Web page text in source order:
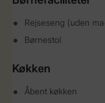
Rejseseng (uden
Børnestol
Køkken
Åbent køkken